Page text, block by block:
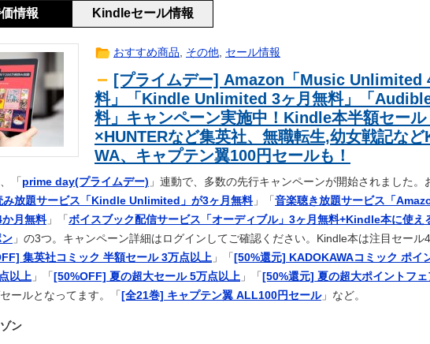
報】 NHKの性被害問題、性加害した番組出演者が衝撃告白！
報】2023年、ホラー名作リメイク連発なのに日本人涙目の理由がこれｗｗｗｗ
報】 有吉、一般人に「ド正論」を叩きつけて炎上ｗｗｗｗｗｗｗｗ
ひとみ、小島よしお、家入レオ…全国のイオンモールでイベント中止相次ぐ 熊本の
点検のため
向坂46】月刊ジャイアンツ公式、重大告知！
れで決定かな！？】ハロプロ恵体ランキングTOP10
咲月ちゃんと中西アルノちゃん、５期６期合同ライブをおねだり！！！【乃木坂46】
咲月ちゃんと中西アルノちゃん、５期６期合同ライブをおねだり！！！【乃木坂46】
画】ワイ、今更「松本いちか」の良さに気づいてしまう！
ひとみ、小島よしお、家入レオ…全国のイオンモールでイベント中止相次ぐ 熊本の
点検のため
像】 こういう身体で薄着のピチピチな服着るやつ何考えてるんだよ
報】19歳の女の子、メチャクチャ努力して可愛くなった姿をごらん下さい！！
像】どのくノ一を快楽責めしたいｗｗｗｗｗ
像】どのくノ一を快楽責めしたいｗｗｗｗｗ
情報 Kindleセール情報
おすすめ商品, その他, セール情報
[プライムデー] Amazon「Music Unlimited
料」「Kindle Unlimited 3ヶ月無料」「
料」キャンペーン実施中！Kindle本半額セール
×HUNTERなど集英社、無職転生,幼女戦記な
WA、キャプテン翼100円セールも！
「 prime day(プライムデー) 」連動で、多数の先行キャンペーンが開始されました。
み放題サービス「Kindle Unlimited」が3ヶ月無料」「 音楽聴き放題サービス「
月無料」「 ボイスブック配信サービス「オーディブル」3ヶ月無料+Kindle本に使え
」の3つ。キャンペーン詳細はログインしてご確認ください。Kindle本は注目セール
集英社コミック 半額セール 3万点以上 」「 [50%還元] KADOKAWAコミック ポイ
以上 」「 [50%OFF] 夏の超大セール 5万点以上 」「 [50%還元] 夏の超大ポイントフ
ールとなってます。「 [全21巻] キャプテン翼 ALL100円セール」など。
ン